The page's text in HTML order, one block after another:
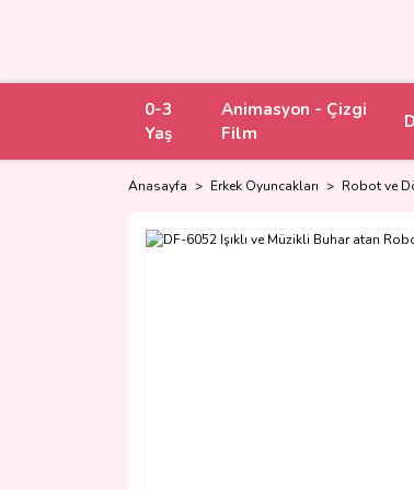
0-3
Yaş
Animasyon - Çizgi
Film
Anasayfa Erkek Oyuncakları Robot ve